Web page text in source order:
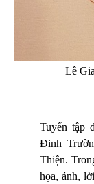
Lê
Tuyển tập
Đinh
Thiện.
họa, ảnh,